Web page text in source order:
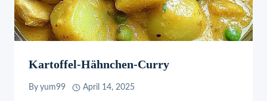
Kartoffel-Hähnchen-Curry
By yum99 April 14, 2025